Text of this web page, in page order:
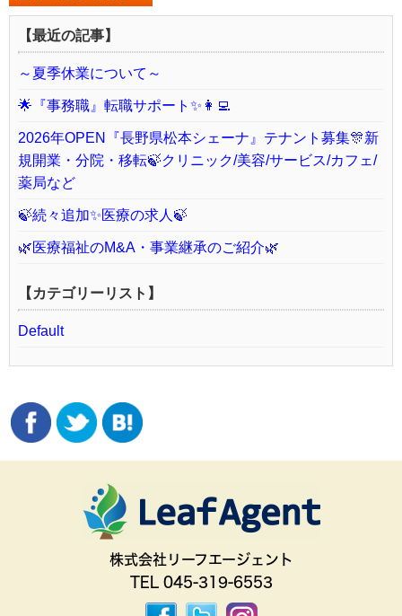
【最近の記事】
～夏季休業について～
🌟『事務職』転職サポート✨👩‍💻
2026年OPEN『長野県松本シェーナ』テナント募集🎊新
規開業・分院・移転🍃クリニック/美容/サービス/カフェ/
薬局など
🍃続々追加✨医療の求人🍃
🌿医療福祉のM&A・事業継承のご紹介🌿
【カテゴリーリスト】
Default
株式会社リーフエージェント
TEL 045-319-6553